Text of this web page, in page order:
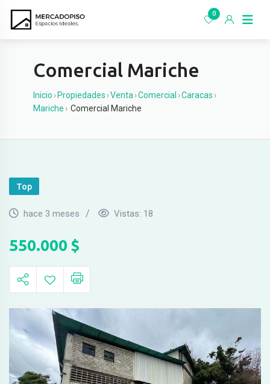
0
Comercial Mariche
Inicio › Propiedades ›Venta ›Comercial ›Caracas ›
Mariche › Comercial Mariche
Top
hace 3 meses Vistas: 18
550.000 $